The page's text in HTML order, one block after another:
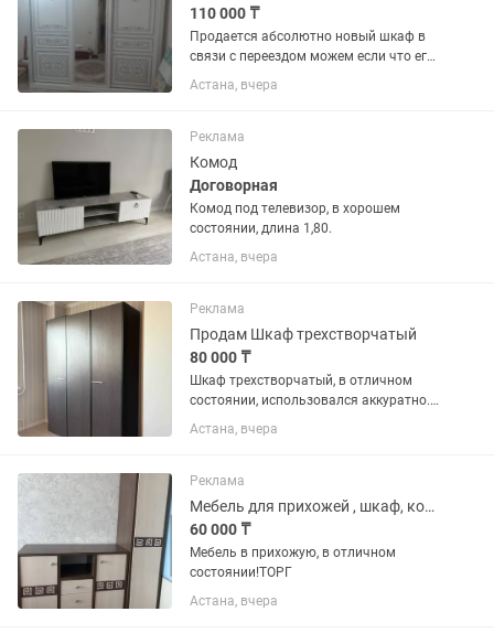
110 000 ₸
Продается абсолютно новый шкаф в
связи с переездом можем если что его
разобрать чтоб вам было удобно
забрать Цена 110.000 Если сами
Астана, вчера
Реклама
Комод
Договорная
Комод под телевизор, в хорошем
состоянии, длина 1,80.
Астана, вчера
Реклама
Продам Шкаф трехстворчатый
80 000 ₸
Шкаф трехстворчатый, в отличном
состоянии, использовался аккуратно.
Цвет — венге (темный). Вместительный,
есть штанга для одежды и полки. Без
плавно. Район: Б.Момышулы...
Астана, вчера
Реклама
Мебель для прихожей , шкаф, комод,
60 000 ₸
Мебель в прихожую, в отличном
состоянии!ТОРГ
Астана, вчера